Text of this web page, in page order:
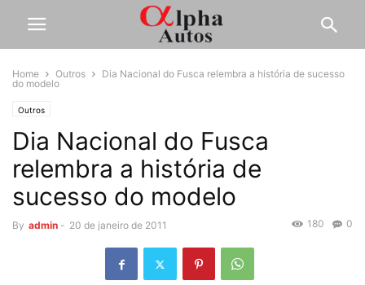
Home Outros
Dia Nacional do Fusca relembra a história de sucesso
do modelo
Outros
Dia Nacional do Fusca
relembra a história de
sucesso do modelo
By admin - 20 de janeiro de 2011 0
180